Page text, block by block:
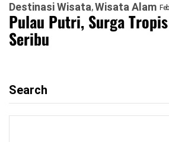
Destinasi Wisata Wisata Alam
Pulau Putri, Surga
Seribu
Search